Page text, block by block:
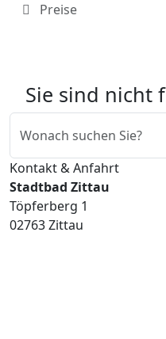
Preise
Sie sind nicht
Kontakt & Anfahrt
Stadtbad Zittau
Töpferberg 1
02763 Zittau